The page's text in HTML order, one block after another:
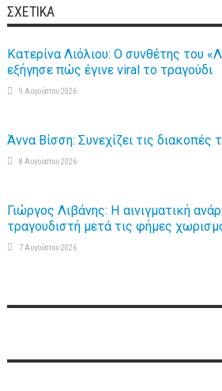
ΣΧΕΤΙΚΆ
Κατερίνα Λιόλιου: Ο συνθέτης του
εξήγησε πώς έγινε viral το τραγούδι
9 Αυγούστου 2026
Άννα Βίσση: Συνεχίζει τις διακοπές
8 Αυγούστου 2026
Γιώργος Λιβάνης: Η αινιγματική
τραγουδιστή μετά τις φήμες
7 Αυγούστου 2026